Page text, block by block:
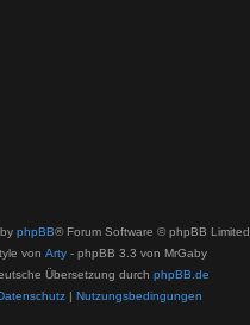
phpBB® Forum Software © phpBB Limited
von Arty - phpBB 3.3 von MrGaby
Übersetzung durch phpBB.de
| Nutzungsbedingungen